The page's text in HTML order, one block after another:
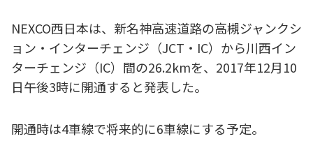
NEXCO西日本は、新名神高速道路の高槻ジャンクシ
ョン・インターチェンジ（JCT・IC）から川西イン
ターチェンジ（IC）間の26.2kmを、2017年12月10
日午後3時に開通すると発表した。
開通時は4車線で将来的に6車線にする予定。